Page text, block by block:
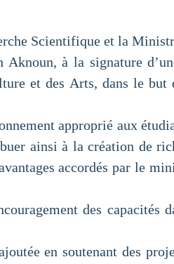
Scientifique et la
à la signature
et des Arts, dans le
approprié aux
ainsi à la création de
accordés par le
des
en soutenant des